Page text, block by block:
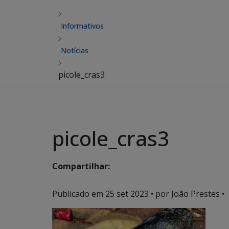
Informativos
Notícias
picole_cras3
picole_cras3
Compartilhar:
Publicado em 25 set 2023 • por João Prestes •